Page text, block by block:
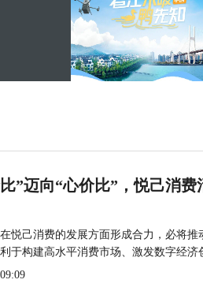
”迈向“心价比”，悦己消费
悦己消费的发展方面形成合力，必将
于构建高水平消费市场、激发数字经济